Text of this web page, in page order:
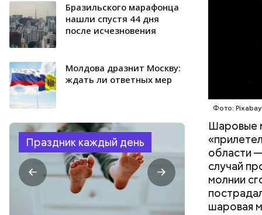
Бразильского марафонца
нашли спустя 44 дня
после исчезновения
Молдова дразнит Москву:
ждать ли ответных мер
Праздник каждый день
Фото: Pixabay
Шаровые
области
случай
молнии
шаровая